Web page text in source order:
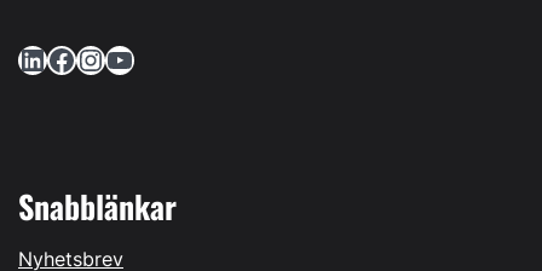
LinkedIn Facebook InstagramYouTube
Snabblänkar
Nyhetsbrev